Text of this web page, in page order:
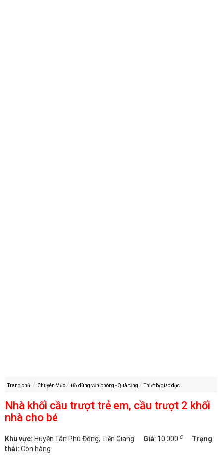
Trang chủ Chuyên Mục Đồ dùng văn phòng - Quà tặng Thiết bị giáo dục
Nhà khối cầu trượt trẻ em, cầu trượt 2 khối
nhà cho bé
Khu vực: Huyện Tân Phú Đông, Tiền Giang Giá: 10.000 đ
Trạng
thái: Còn hàng